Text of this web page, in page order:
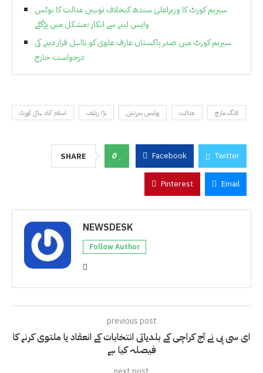
سپریم کورٹ کا وزیراعلیٰ سندھ کیخلاف توہین عدالت کا نوٹس
واپس لینے سے انکار ؛مشکل میں پڑگئے
سپریم کورٹ میں صدر پاکستان عارف علوی کو نااہل قرار دینے کی
درخواست خارج
اسلام آباد ہائی کورٹ بڑا ریلیف پولیس سرزنش عدالت لانگ مارچ
SHARE 0 Facebook Twitter
Pinterest Email
NEWSDESK
Follow Author
previous post
ای سی پی نے آج کراچی کے بلدیاتی انتخابات کے انعقاد یا ملتوی کرنے کا
فیصلہ کیا ہے